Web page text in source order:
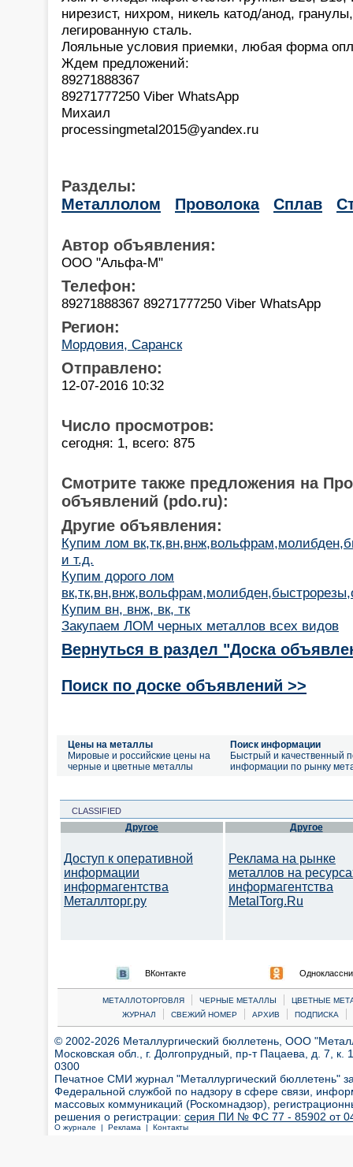
нирезист, нихром, никель катод/анод,
легированную сталь.
Лояльные условия приемки, любая форма
Ждем предложений:
89271888367
89271777250 Viber WhatsApp
Михаил
processingmetal2015@yandex.ru
Разделы:
Металлолом
Проволока Сплав
Автор объявления:
ООО "Альфа-М"
Телефон:
89271888367 89271777250 Viber WhatsApp
Регион:
Мордовия, Саранск
Отправлено:
12-07-2016 10:32
Число просмотров:
сегодня: 1, всего: 875
Смотрите также предложения на
объявлений (pdo.ru):
Другие объявления:
Купим лом
и т.д.
Купим дорого лом
Купим вн, внж, вк, тк
Закупаем ЛОМ черных металлов всех видов
Вернуться в раздел "Доска
Поиск по доске объявлений >>
Цены на металлы
Мировые и российские цены на
черные и цветные металлы
Поиск информации
Быстрый и качественный
информации по рынку
CLASSIFIED
Другое
Доступ к оперативной
информации
информагентства
Металлторг.ру
Другое
Реклама на рынке
металлов на
информагентства
MetalTorg.Ru
ВКонтакте
МЕТАЛЛОТОРГОВЛЯ | ЧЕРНЫЕ МЕТАЛЛЫ |
ЦВЕТНЫЕ
ЖУРНАЛ
| СВЕЖИЙ НОМЕР | АРХИВ | ПОДПИСКА |
© 2002-2026 Металлургический бюллетень, ООО
Московская обл., г. Долгопрудный, пр-т Пацаева, д. 7,
0300
Печатное СМИ журнал "Металлургический бюллетень"
Федеральной службой по надзору в сфере связи,
массовых коммуникаций (Роскомнадзор),
решения о регистрации: серия ПИ № ФС 77 - 85902 от 04
О журнале | Реклама | Контакты